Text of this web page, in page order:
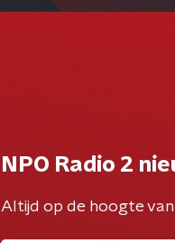
NPO Radio 2
Altijd op de hoogte